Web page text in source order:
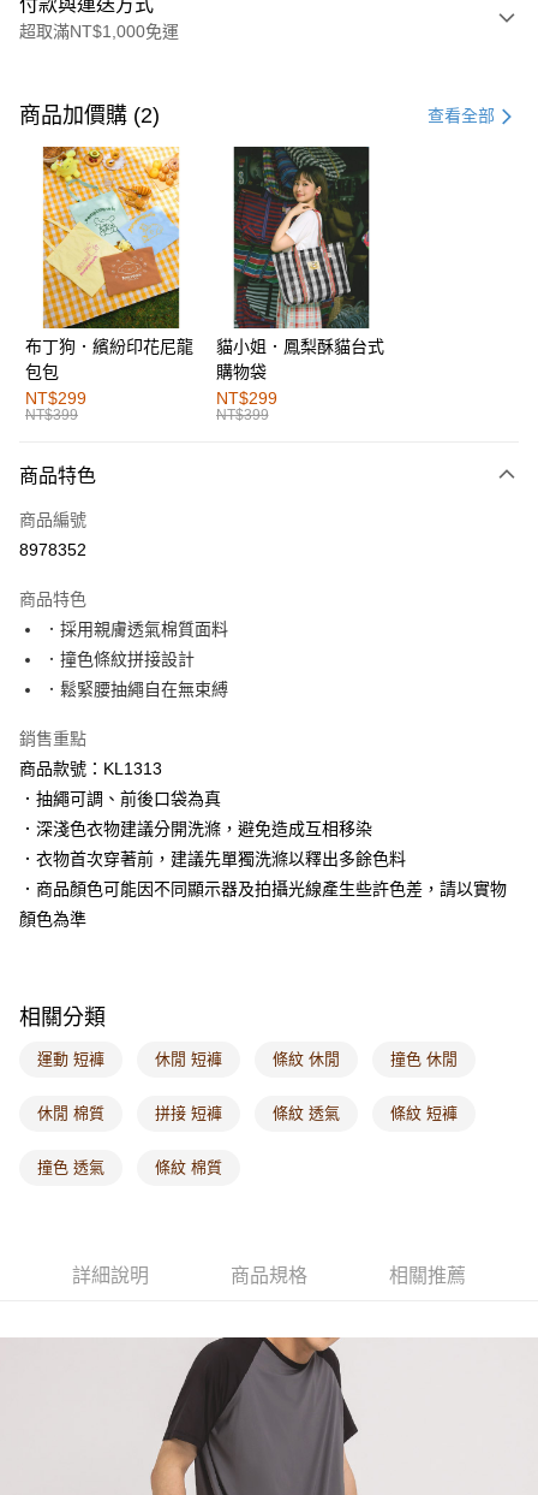
付款與運送方式
超取滿NT$1,000免運
信用卡一次付款
購物金
超商取貨付款
LINE Pay
街口支付
運送方式
全家取貨付款
每筆NT$60，滿NT$1,000(含以上)免運費
付款後全家取貨
萊爾富取貨付款
付款後萊爾富取貨
每筆NT$60，滿NT$1,000(含以上)免運費
7-11取貨付款
每筆NT$60，滿NT$1,000(含以上)免運費
付款後7-11取貨
每筆NT$60，滿NT$1,000(含以上)免運費
宅配
每筆NT$120，滿NT$1,000(含以上)免運費
付款後門市自取
海外配送-港/澳/新/馬/泰國專屬
海外配送-其他亞洲地區 查看運費
商品加價購 (2) 查看全部
布丁狗．繽紛印花尼龍
包包
NT$299
NT$399
貓小姐．鳳梨酥貓台式
購物袋
NT$299
NT$399
商品特色
商品編號
8978352
商品特色
．採用親膚透氣棉質面料
．撞色條紋拼接設計
．鬆緊腰抽繩自在無束縛
銷售重點
商品款號：KL1313
．抽繩可調、前後口袋為真
．深淺色衣物建議分開洗滌，避免造成互相移染
．衣物首次穿著前，建議先單獨洗滌以釋出多餘色料
．商品顏色可能因不同顯示器及拍攝光線產生些許色差，請以實物
顏色為準
相關分類
運動 短褲 休閒 短褲 條紋 休閒 撞色 休閒
休閒 棉質 拼接 短褲 條紋 透氣 條紋 短褲
撞色 透氣 條紋 棉質
詳細說明 商品規格 相關推薦